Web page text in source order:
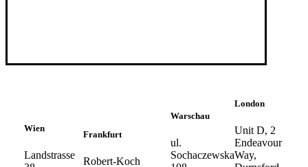
Wien
Landstrasse
Frankfurt
Robert-Koch
Warschau
ul.
Sochaczewska
London
Unit D, 2
Endeavour
Way,